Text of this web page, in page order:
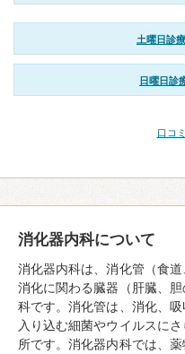
土曜日診
日曜日診
口コ
消化器内科について
消化器内科は、消化管（食道
消化に関わる臓器（肝臓、
科です。消化管は、消化、
入り込む細菌やウイルスに
所です。消化器内科では、